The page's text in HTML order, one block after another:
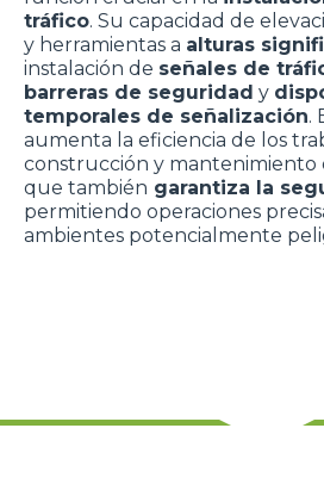
tráfico. Su capacidad de
y herramientas a alturas
instalación de señales de
barreras de seguridad y
temporales de señalización.
aumenta la eficiencia de los
construcción y mantenimiento
que también garantiza la
permitiendo operaciones
ambientes potencialmente